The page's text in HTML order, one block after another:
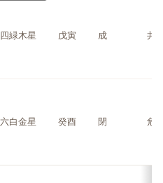
四緑木星 戊寅 成 井
六白金星 癸酉 閉 危